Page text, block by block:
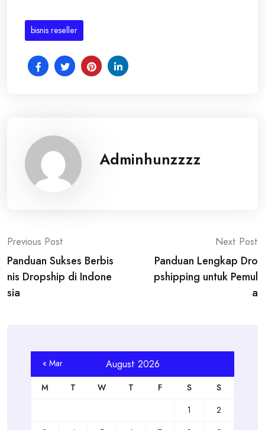
bisnis reseller
Adminhunzzzz
Post
navigation
Previous Post
Panduan Sukses Berbis
nis Dropship di Indone
sia
Next Post
Panduan Lengkap Dro
pshipping untuk Pemul
a
August 2026
M T W T F S
S
1
2
« Mar